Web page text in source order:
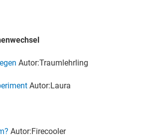
Autor:Traumlehrling
Autor:Laura
Autor:Firecooler